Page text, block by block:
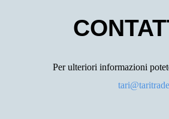
Per ulteriori informazioni
t